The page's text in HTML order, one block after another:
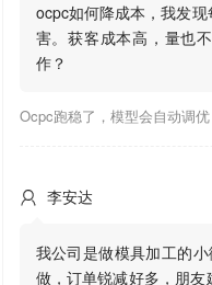
ocpc如何降成本，我发
害。获客成本高，量也
作？
 李安达
我公司是做模具加工的
做，订单锐减好多，朋